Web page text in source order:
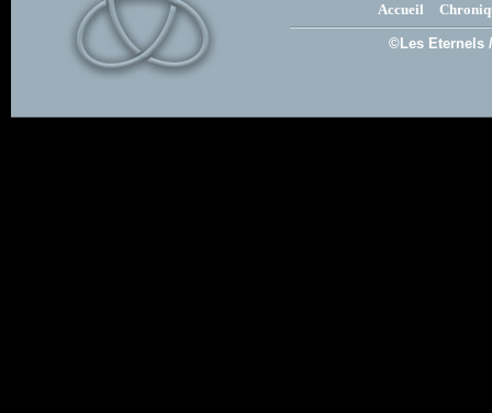
Accueil
©Les Eternels